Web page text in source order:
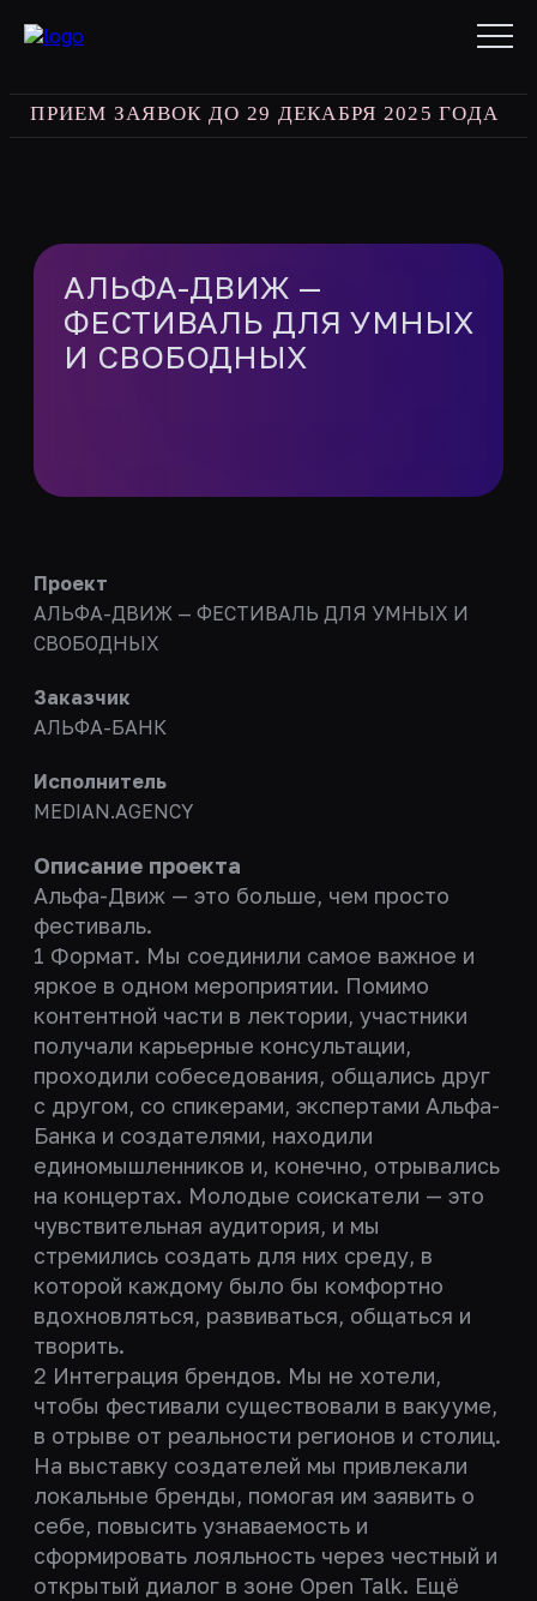
ЗАЯВОК ДО 29 ДЕКАБРЯ 2025 ГОДА best
АЛЬФА-ДВИЖ —
ФЕСТИВАЛЬ ДЛЯ УМНЫХ
И СВОБОДНЫХ
Проект
АЛЬФА-ДВИЖ — ФЕСТИВАЛЬ ДЛЯ УМНЫХ И
СВОБОДНЫХ
Заказчик
АЛЬФА-БАНК
Исполнитель
MEDIAN.AGENCY
Описание проекта
Альфа-Движ — это больше, чем просто
фестиваль.
1 Формат. Мы соединили самое важное и
яркое в одном мероприятии. Помимо
контентной части в лектории, участники
получали карьерные консультации,
проходили собеседования, общались друг
с другом, со спикерами, экспертами Альфа-
Банка и создателями, находили
единомышленников и, конечно, отрывались
на концертах. Молодые соискатели — это
чувствительная аудитория, и мы
стремились создать для них среду, в
которой каждому было бы комфортно
вдохновляться, развиваться, общаться и
творить.
2 Интеграция брендов. Мы не хотели,
чтобы фестивали существовали в вакууме,
в отрыве от реальности регионов и столиц.
На выставку создателей мы привлекали
локальные бренды, помогая им заявить о
себе, повысить узнаваемость и
сформировать лояльность через честный и
открытый диалог в зоне Open Talk. Ещё